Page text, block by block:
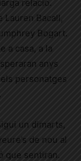
relació.
Bacall,
Bogart.
a casa, a la
anys
personatges
un dimarts,
de nou al
que sentiran.